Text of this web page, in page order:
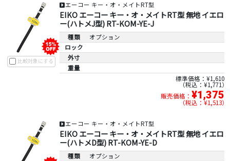
比較対象にする
エーコー キー・オ・メイトRT型
EIKO エーコー キー・オ・メイトRT型 無地 イエロ
ー(ハトメJ型) RT-KOM-YE-J
種類
オプション
ロック
外寸
重量
標準価格：¥1,610
税込：¥1,771
販売価格： ¥1,375
税込：¥1,513
エーコー キー・オ・メイトRT型
EIKO エーコー キー・オ・メイトRT型 無地 イエロ
ー(ハトメD型) RT-KOM-YE-D
種類
オプション